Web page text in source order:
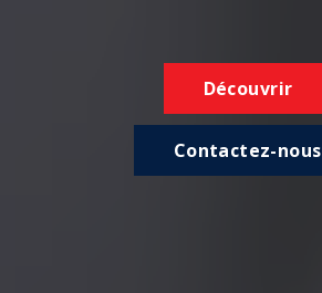
Découvrir
Contactez-nous